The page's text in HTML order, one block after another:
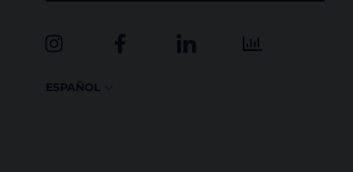
ESPAÑOL
ENGLISH